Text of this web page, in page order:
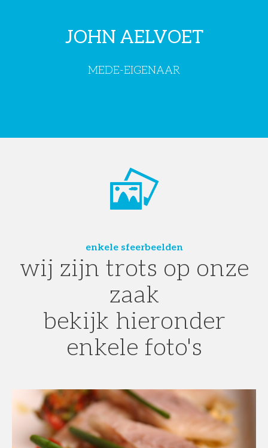
JOHN AELVOET
MEDE-EIGENAAR
enkele sfeerbeelden
wij zijn trots op onze
zaak
bekijk hieronder
enkele foto's